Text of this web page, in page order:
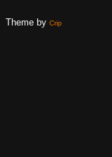
Theme by Crip